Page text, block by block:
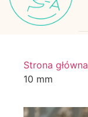
Strona główna
10 mm